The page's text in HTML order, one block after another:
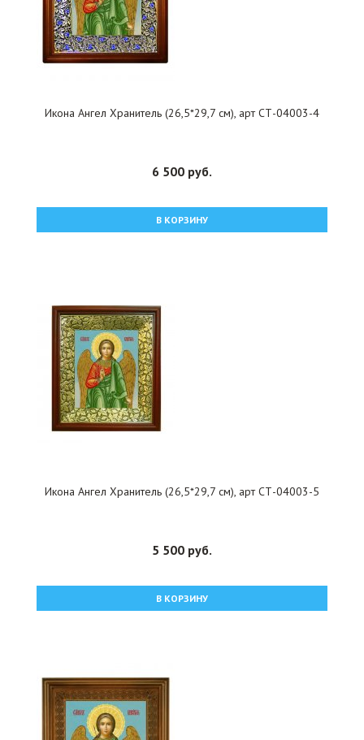
Икона Ангел Хранитель (26,5*29,7 см), арт СТ-04003-4
6 500 руб.
В КОРЗИНУ
Икона Ангел Хранитель (26,5*29,7 см), арт СТ-04003-5
5 500 руб.
В КОРЗИНУ